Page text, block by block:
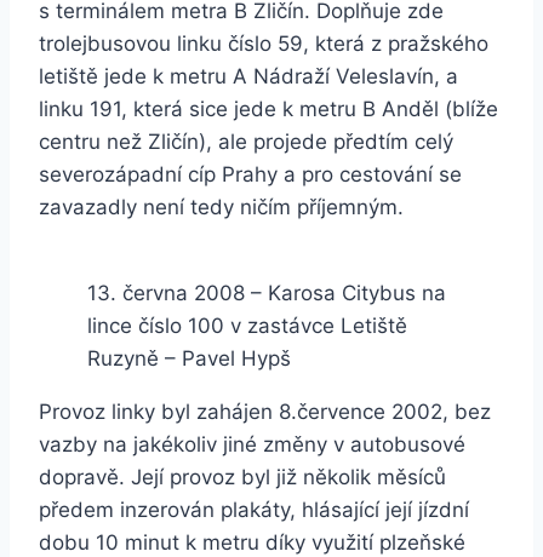
s terminálem metra B Zličín. Doplňuje zde
trolejbusovou linku číslo 59, která z pražského
letiště jede k metru A Nádraží Veleslavín, a
linku 191, která sice jede k metru B Anděl (blíže
centru než Zličín), ale projede předtím celý
severozápadní cíp Prahy a pro cestování se
zavazadly není tedy ničím příjemným.
13. června 2008 – Karosa Citybus na
lince číslo 100 v zastávce Letiště
Ruzyně – Pavel Hypš
Provoz linky byl zahájen 8.července 2002, bez
vazby na jakékoliv jiné změny v autobusové
dopravě. Její provoz byl již několik měsíců
předem inzerován plakáty, hlásající její jízdní
dobu 10 minut k metru díky využití plzeňské